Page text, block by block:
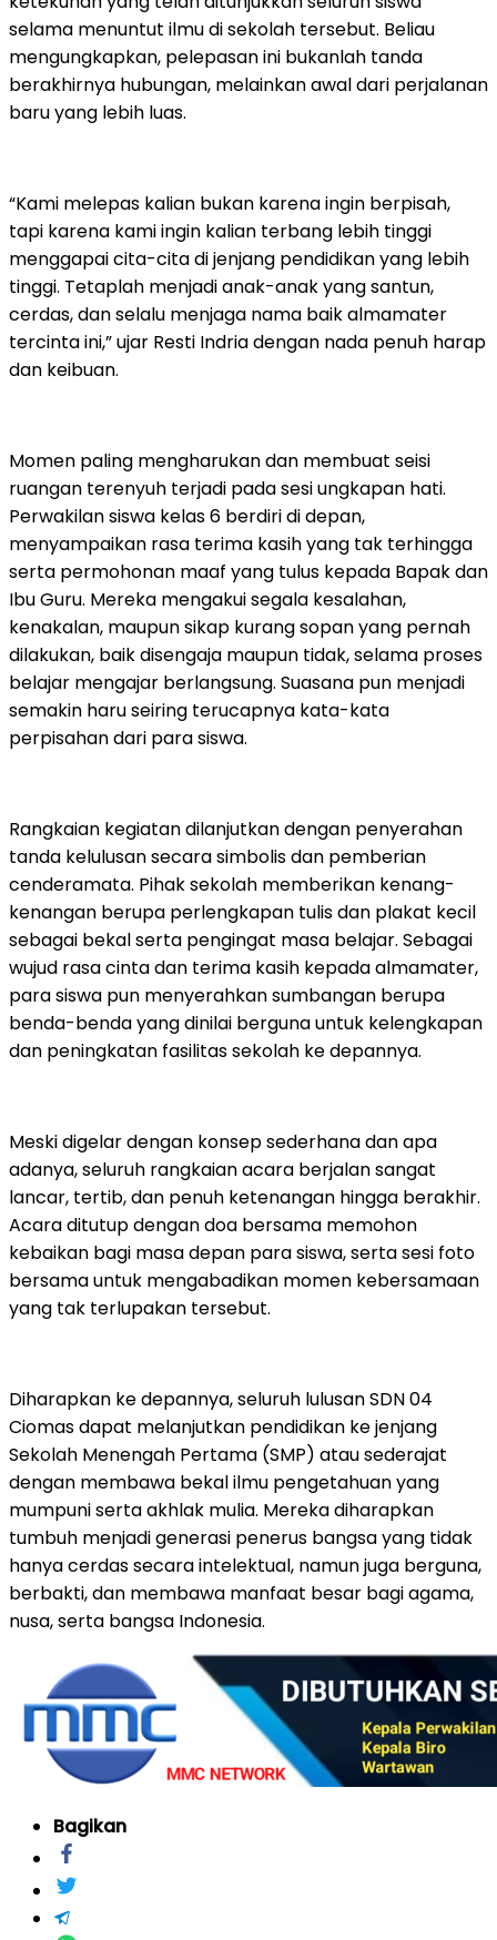
selama menuntut ilmu di sekolah tersebut. Beliau
mengungkapkan, pelepasan ini bukanlah tanda
berakhirnya hubungan, melainkan awal dari perjalanan
baru yang lebih luas.
“Kami melepas kalian bukan karena ingin berpisah,
tapi karena kami ingin kalian terbang lebih tinggi
menggapai cita-cita di jenjang pendidikan yang lebih
tinggi. Tetaplah menjadi anak-anak yang santun,
cerdas, dan selalu menjaga nama baik almamater
tercinta ini,” ujar Resti Indria dengan nada penuh harap
dan keibuan.
Momen paling mengharukan dan membuat seisi
ruangan terenyuh terjadi pada sesi ungkapan hati.
Perwakilan siswa kelas 6 berdiri di depan,
menyampaikan rasa terima kasih yang tak terhingga
serta permohonan maaf yang tulus kepada Bapak dan
Ibu Guru. Mereka mengakui segala kesalahan,
kenakalan, maupun sikap kurang sopan yang pernah
dilakukan, baik disengaja maupun tidak, selama proses
belajar mengajar berlangsung. Suasana pun menjadi
semakin haru seiring terucapnya kata-kata
perpisahan dari para siswa.
Rangkaian kegiatan dilanjutkan dengan penyerahan
tanda kelulusan secara simbolis dan pemberian
cenderamata. Pihak sekolah memberikan kenang-
kenangan berupa perlengkapan tulis dan plakat kecil
sebagai bekal serta pengingat masa belajar. Sebagai
wujud rasa cinta dan terima kasih kepada almamater,
para siswa pun menyerahkan sumbangan berupa
benda-benda yang dinilai berguna untuk kelengkapan
dan peningkatan fasilitas sekolah ke depannya.
Meski digelar dengan konsep sederhana dan apa
adanya, seluruh rangkaian acara berjalan sangat
lancar, tertib, dan penuh ketenangan hingga berakhir.
Acara ditutup dengan doa bersama memohon
kebaikan bagi masa depan para siswa, serta sesi foto
bersama untuk mengabadikan momen kebersamaan
yang tak terlupakan tersebut.
Diharapkan ke depannya, seluruh lulusan SDN 04
Ciomas dapat melanjutkan pendidikan ke jenjang
Sekolah Menengah Pertama (SMP) atau sederajat
dengan membawa bekal ilmu pengetahuan yang
mumpuni serta akhlak mulia. Mereka diharapkan
tumbuh menjadi generasi penerus bangsa yang tidak
hanya cerdas secara intelektual, namun juga berguna,
berbakti, dan membawa manfaat besar bagi agama,
nusa, serta bangsa Indonesia.
Bagikan